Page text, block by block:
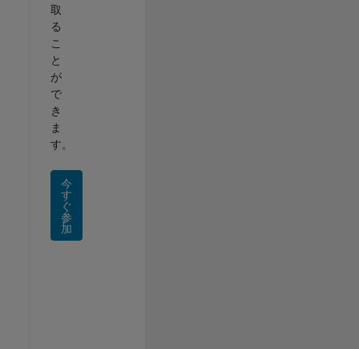
取
る
こ
と
が
で
き
ま
す。
今
す
ぐ
参
加